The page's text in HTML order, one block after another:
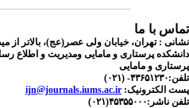
با ما
: تهران، خیابان ولی عصر(عج)، بالاتر از
پرستاری و مامایی ومدیریت و اطلاع
و مامایی
(۰۲۱)
الکترونیک:ijn@journals.iums.ac.ir